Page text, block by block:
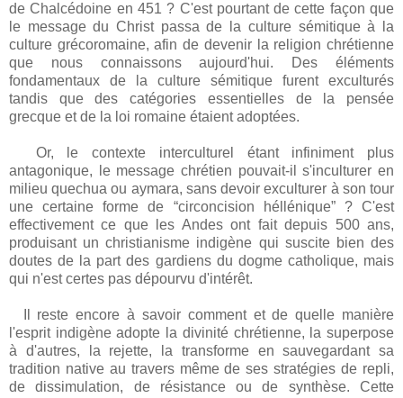
de Chalcédoine en 451 ? C'est pourtant de cette façon que
le message du Christ passa de la culture sémitique à la
culture grécoromaine, afin de devenir la religion chrétienne
que nous connaissons aujourd'hui. Des éléments
fondamentaux de la culture sémitique furent exculturés
tandis que des catégories essentielles de la pensée
grecque et de la loi romaine étaient adoptées.
Or, le contexte interculturel étant infiniment plus
antagonique, le message chrétien pouvait-il s'inculturer en
milieu quechua ou aymara, sans devoir exculturer à son tour
une certaine forme de “circoncision héllénique” ? C'est
effectivement ce que les Andes ont fait depuis 500 ans,
produisant un christianisme indigène qui suscite bien des
doutes de la part des gardiens du dogme catholique, mais
qui n'est certes pas dépourvu d'intérêt.
Il reste encore à savoir comment et de quelle manière
l'esprit indigène adopte la divinité chrétienne, la superpose
à d'autres, la rejette, la transforme en sauvegardant sa
tradition native au travers même de ses stratégies de repli,
de dissimulation, de résistance ou de synthèse. Cette